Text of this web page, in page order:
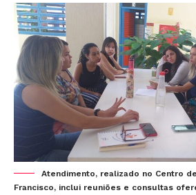
Atendimento, realizado no Centro
Francisco, inclui reuniões e consultas